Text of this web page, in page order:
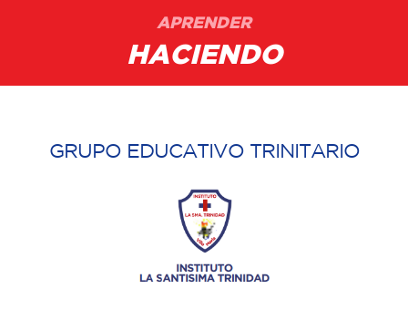
APRENDER
HACIENDO
GRUPO EDUCATIVO TRINITARIO